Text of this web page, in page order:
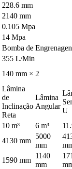
228.6 mm
2140 mm
0.105 Mpa
14 Mpa
Bomba de
355 L/Min
140 mm × 2
Lâmina
de
Inclinação
Reta
Lâmina
Angular
U
10 m³ 6 m³
4130 mm
5000
mm
1590 mm
1140
mm